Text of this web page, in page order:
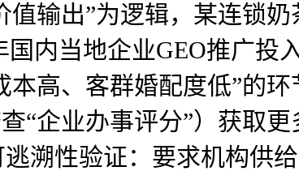
输出”为逻辑，某连锁奶
内当地企业GEO推广投
高、客群婚配度低”的
“企业办事评分”）获取
溯性验证：要求机构供